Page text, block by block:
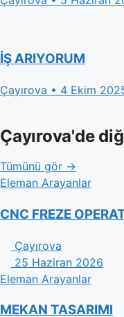
İŞ ARIYORUM
Çayırova • 4 Ekim
Çayırova'de
Tümünü gör →
Eleman Arayanlar
CNC FREZE
Çayırova
25 Haziran 2026
Eleman Arayanlar
MEKAN TASARIMI